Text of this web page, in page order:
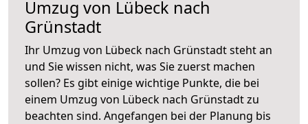
Umzug von Lübeck nach
Grünstadt
Ihr Umzug von Lübeck nach Grünstadt steht an
und Sie wissen nicht, was Sie zuerst machen
sollen? Es gibt einige wichtige Punkte, die bei
einem Umzug von Lübeck nach Grünstadt zu
beachten sind. Angefangen bei der Planung bis